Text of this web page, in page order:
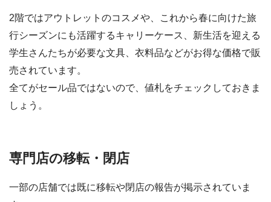
2階ではアウトレットのコスメや、これから春に向けた旅
行シーズンにも活躍するキャリーケース、新生活を迎える
学生さんたちが必要な文具、衣料品などがお得な価格で販
売されています。
全てがセール品ではないので、値札をチェックしておきま
しょう。
専門店の移転・閉店
一部の店舗では既に移転や閉店の報告が掲示されていま